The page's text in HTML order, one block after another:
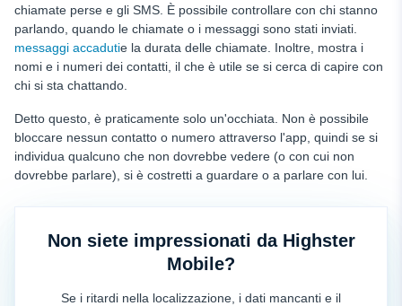
chiamate perse e gli SMS. È possibile controllare con chi stanno
parlando, quando le chiamate o i messaggi sono stati inviati.
messaggi accadutie la durata delle chiamate. Inoltre, mostra i
nomi e i numeri dei contatti, il che è utile se si cerca di capire con
chi si sta chattando.
Detto questo, è praticamente solo un'occhiata. Non è possibile
bloccare nessun contatto o numero attraverso l'app, quindi se si
individua qualcuno che non dovrebbe vedere (o con cui non
dovrebbe parlare), si è costretti a guardare o a parlare con lui.
Non siete impressionati da Highster
Mobile?
Se i ritardi nella localizzazione, i dati mancanti e il